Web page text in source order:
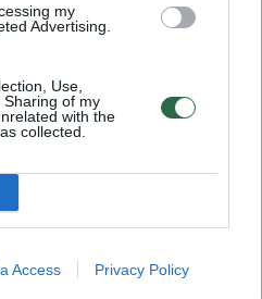
my
Advertising.
Use,
of my
with the
collected.
Access Privacy Policy
elgiasi
(5)
Inga
žinomų
kostiumėlių iš